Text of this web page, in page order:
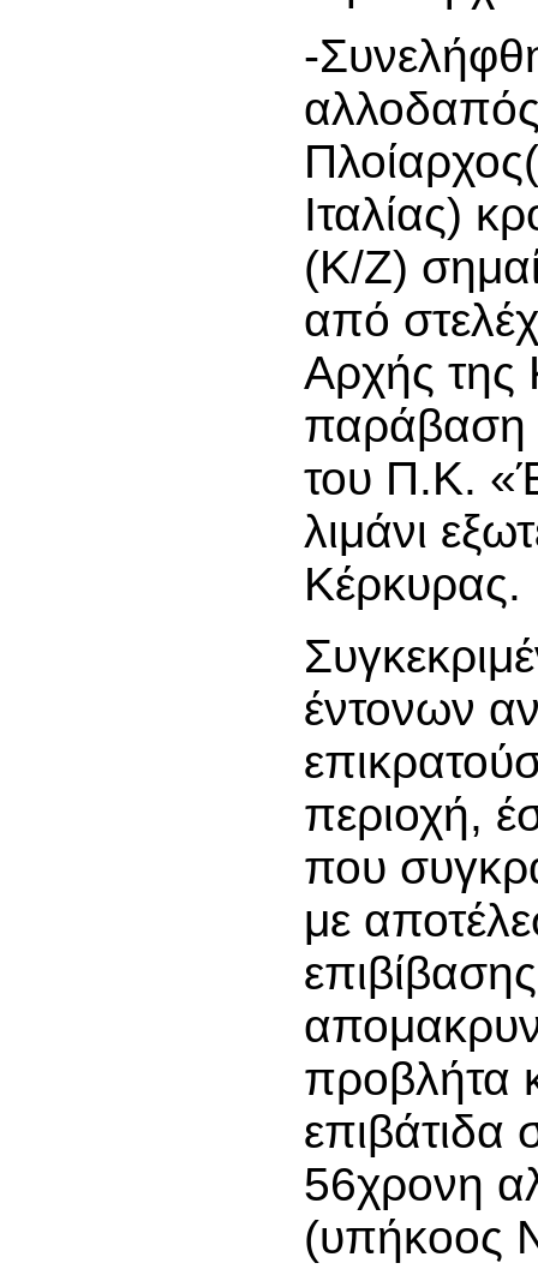
-
Ιταλίας)
(Κ/Ζ)
από
Αρχής της
παράβαση
του Π.Κ.
λιμάνι
Κέρκυρας.
έντονων
περιοχή,
που
με
προβλήτα
56χρονη
(υπήκοος